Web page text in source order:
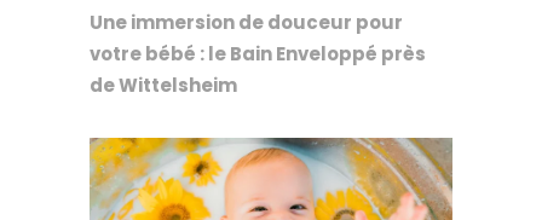
Une immersion de douceur pour
votre bébé : le Bain Enveloppé près
de Wittelsheim